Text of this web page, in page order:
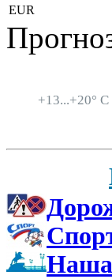
EUR
+13...+20° C
Наша